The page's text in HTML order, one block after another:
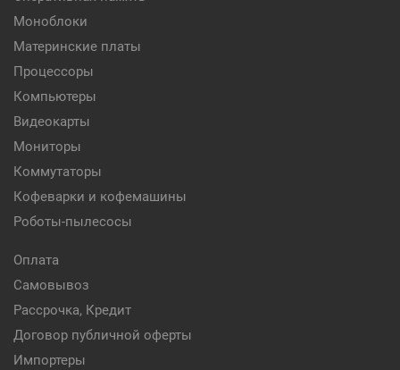
Моноблоки
Материнские платы
Процессоры
Компьютеры
Видеокарты
Мониторы
Коммутаторы
Кофеварки и кофемашины
Роботы-пылесосы
Оплата
Самовывоз
Рассрочка, Кредит
Договор публичной оферты
Импортеры